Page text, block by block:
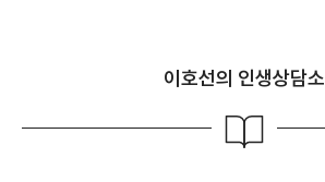
이호선의 인생상담소